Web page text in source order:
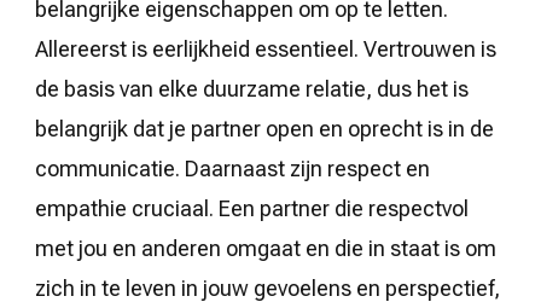
belangrijke eigenschappen om op te letten.
Allereerst is eerlijkheid essentieel. Vertrouwen is
de basis van elke duurzame relatie, dus het is
belangrijk dat je partner open en oprecht is in de
communicatie. Daarnaast zijn respect en
empathie cruciaal. Een partner die respectvol
met jou en anderen omgaat en die in staat is om
zich in te leven in jouw gevoelens en perspectief,